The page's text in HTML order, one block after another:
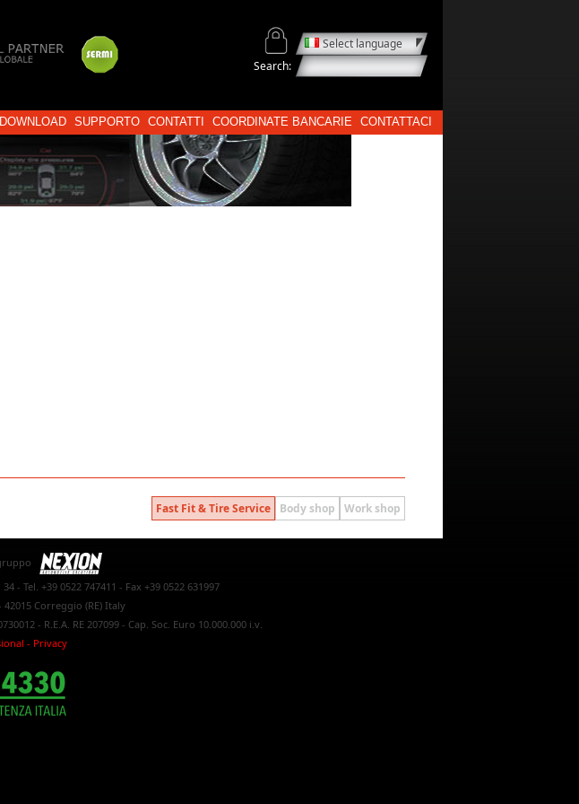
Select language
Search:
DOWNLOAD SUPPORTO CONTATTI COORDINATE BANCARIE CONTATTACI
Work shop
Body shop
Fast Fit & Tire Service
- Tel. +39 0522 747411 - Fax +39 0522 631997
42015 Correggio (RE) Italy
- R.E.A. RE 207099 - Cap. Soc. Euro 10.000.000 i.v.
- Privacy